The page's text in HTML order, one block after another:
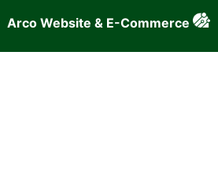
Arco Website & E-Commerce